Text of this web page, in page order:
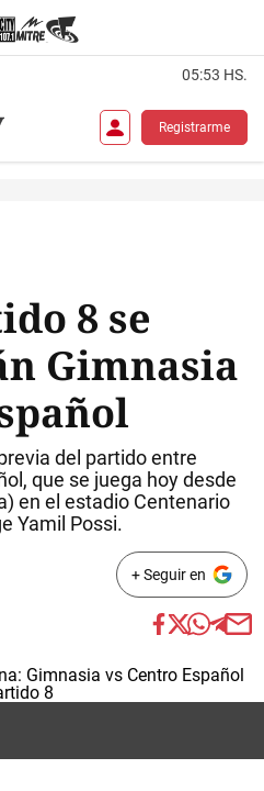
05:53 HS.
Registrarme
8 se
Gimnasia
del partido entre
que se juega hoy desde
en el estadio Centenario
Yamil Possi.
+ Seguir en